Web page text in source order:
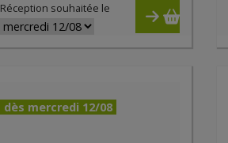
Réception souhaitée le
dès mercredi 12/08